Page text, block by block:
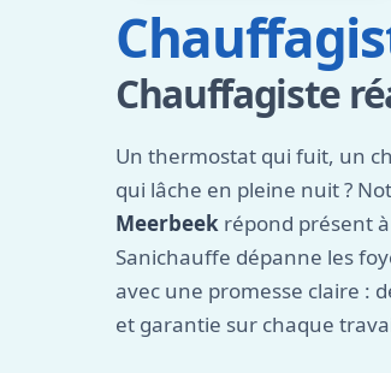
Chauffagiste
Un thermostat qui fuit, un
qui lâche en pleine nuit ?
Meerbeek répond présent
Sanichauffe dépanne les
avec une promesse claire :
et garantie sur chaque